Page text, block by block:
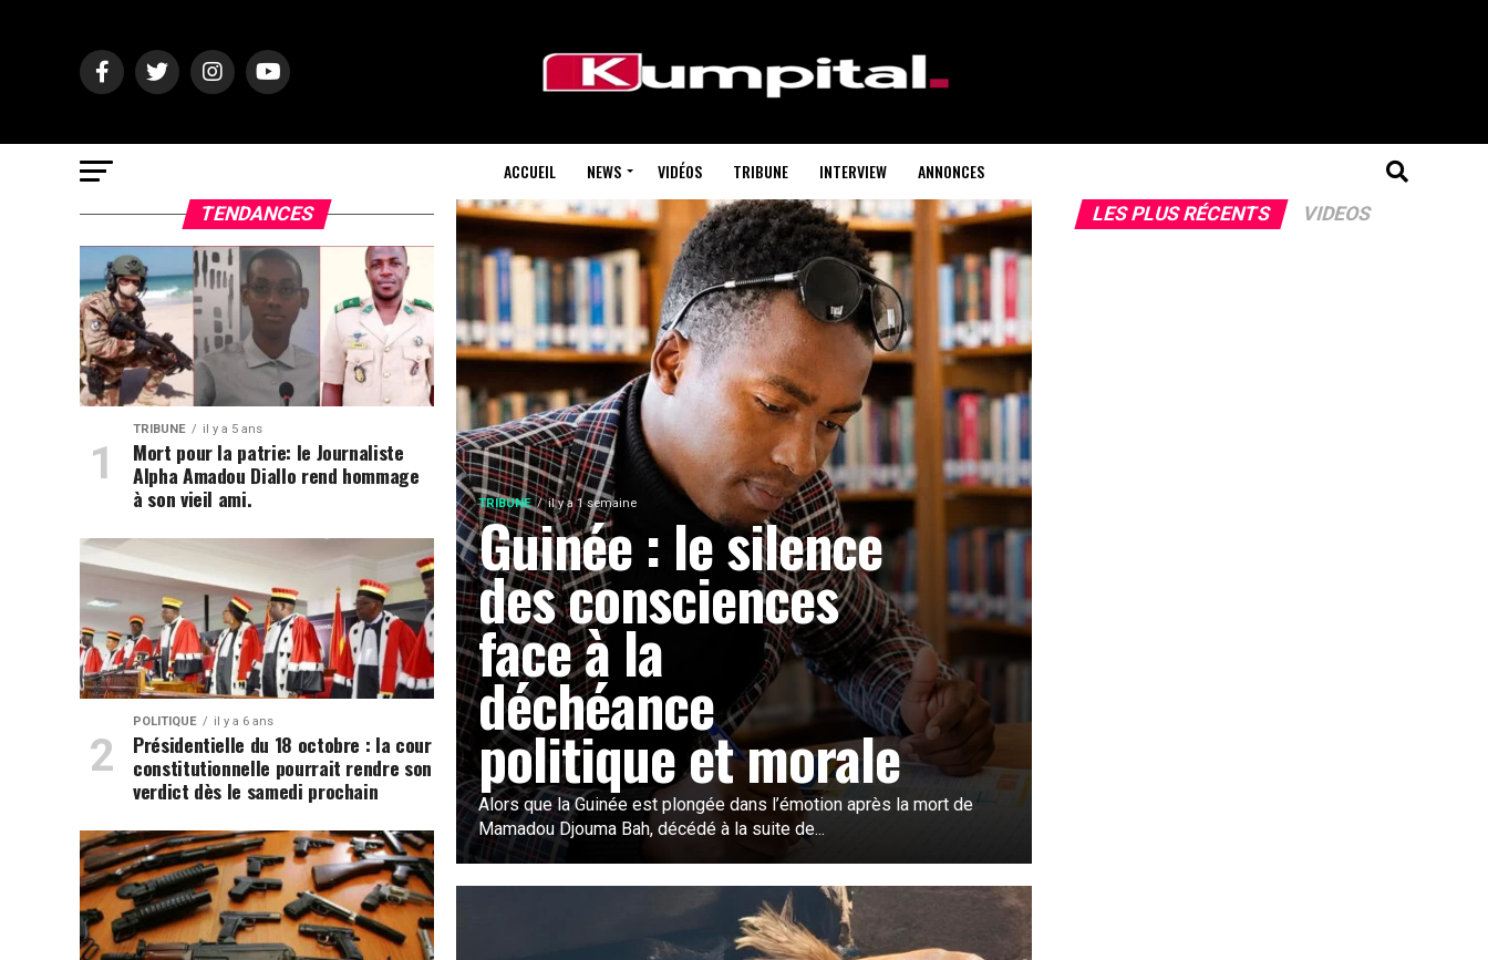
ACCUEIL NEWS VIDÉOS TRIBUNE INTERVIEW ANNONCES
TRIBUNE il y a 1 semaine
Guinée : le silence
des consciences
face à la
déchéance
politique et morale
Alors que la Guinée est plongée dans l’émotion après la mort de
Mamadou Djouma Bah, décédé à la suite de...
TENDANCES
TRIBUNE il y a 5 ans
Mort pour la patrie: le Journaliste
Alpha Amadou Diallo rend hommage
à son vieil ami.
POLITIQUE il y a 6 ans
Présidentielle du 18 octobre : la cour
constitutionnelle pourrait rendre son
verdict dès le samedi prochain
LES PLUS RÉCENTS VIDEOS